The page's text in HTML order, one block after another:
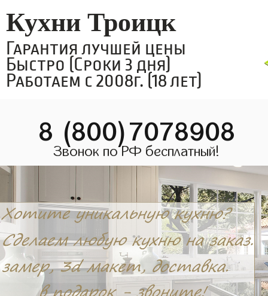
Кухни Троицк
Гарантия лучшей цены
Быстро (Сроки 3 дня)
Работаем с 2008г. (18 лет)
8 (800)7078908
Звонок по РФ бесплатный!